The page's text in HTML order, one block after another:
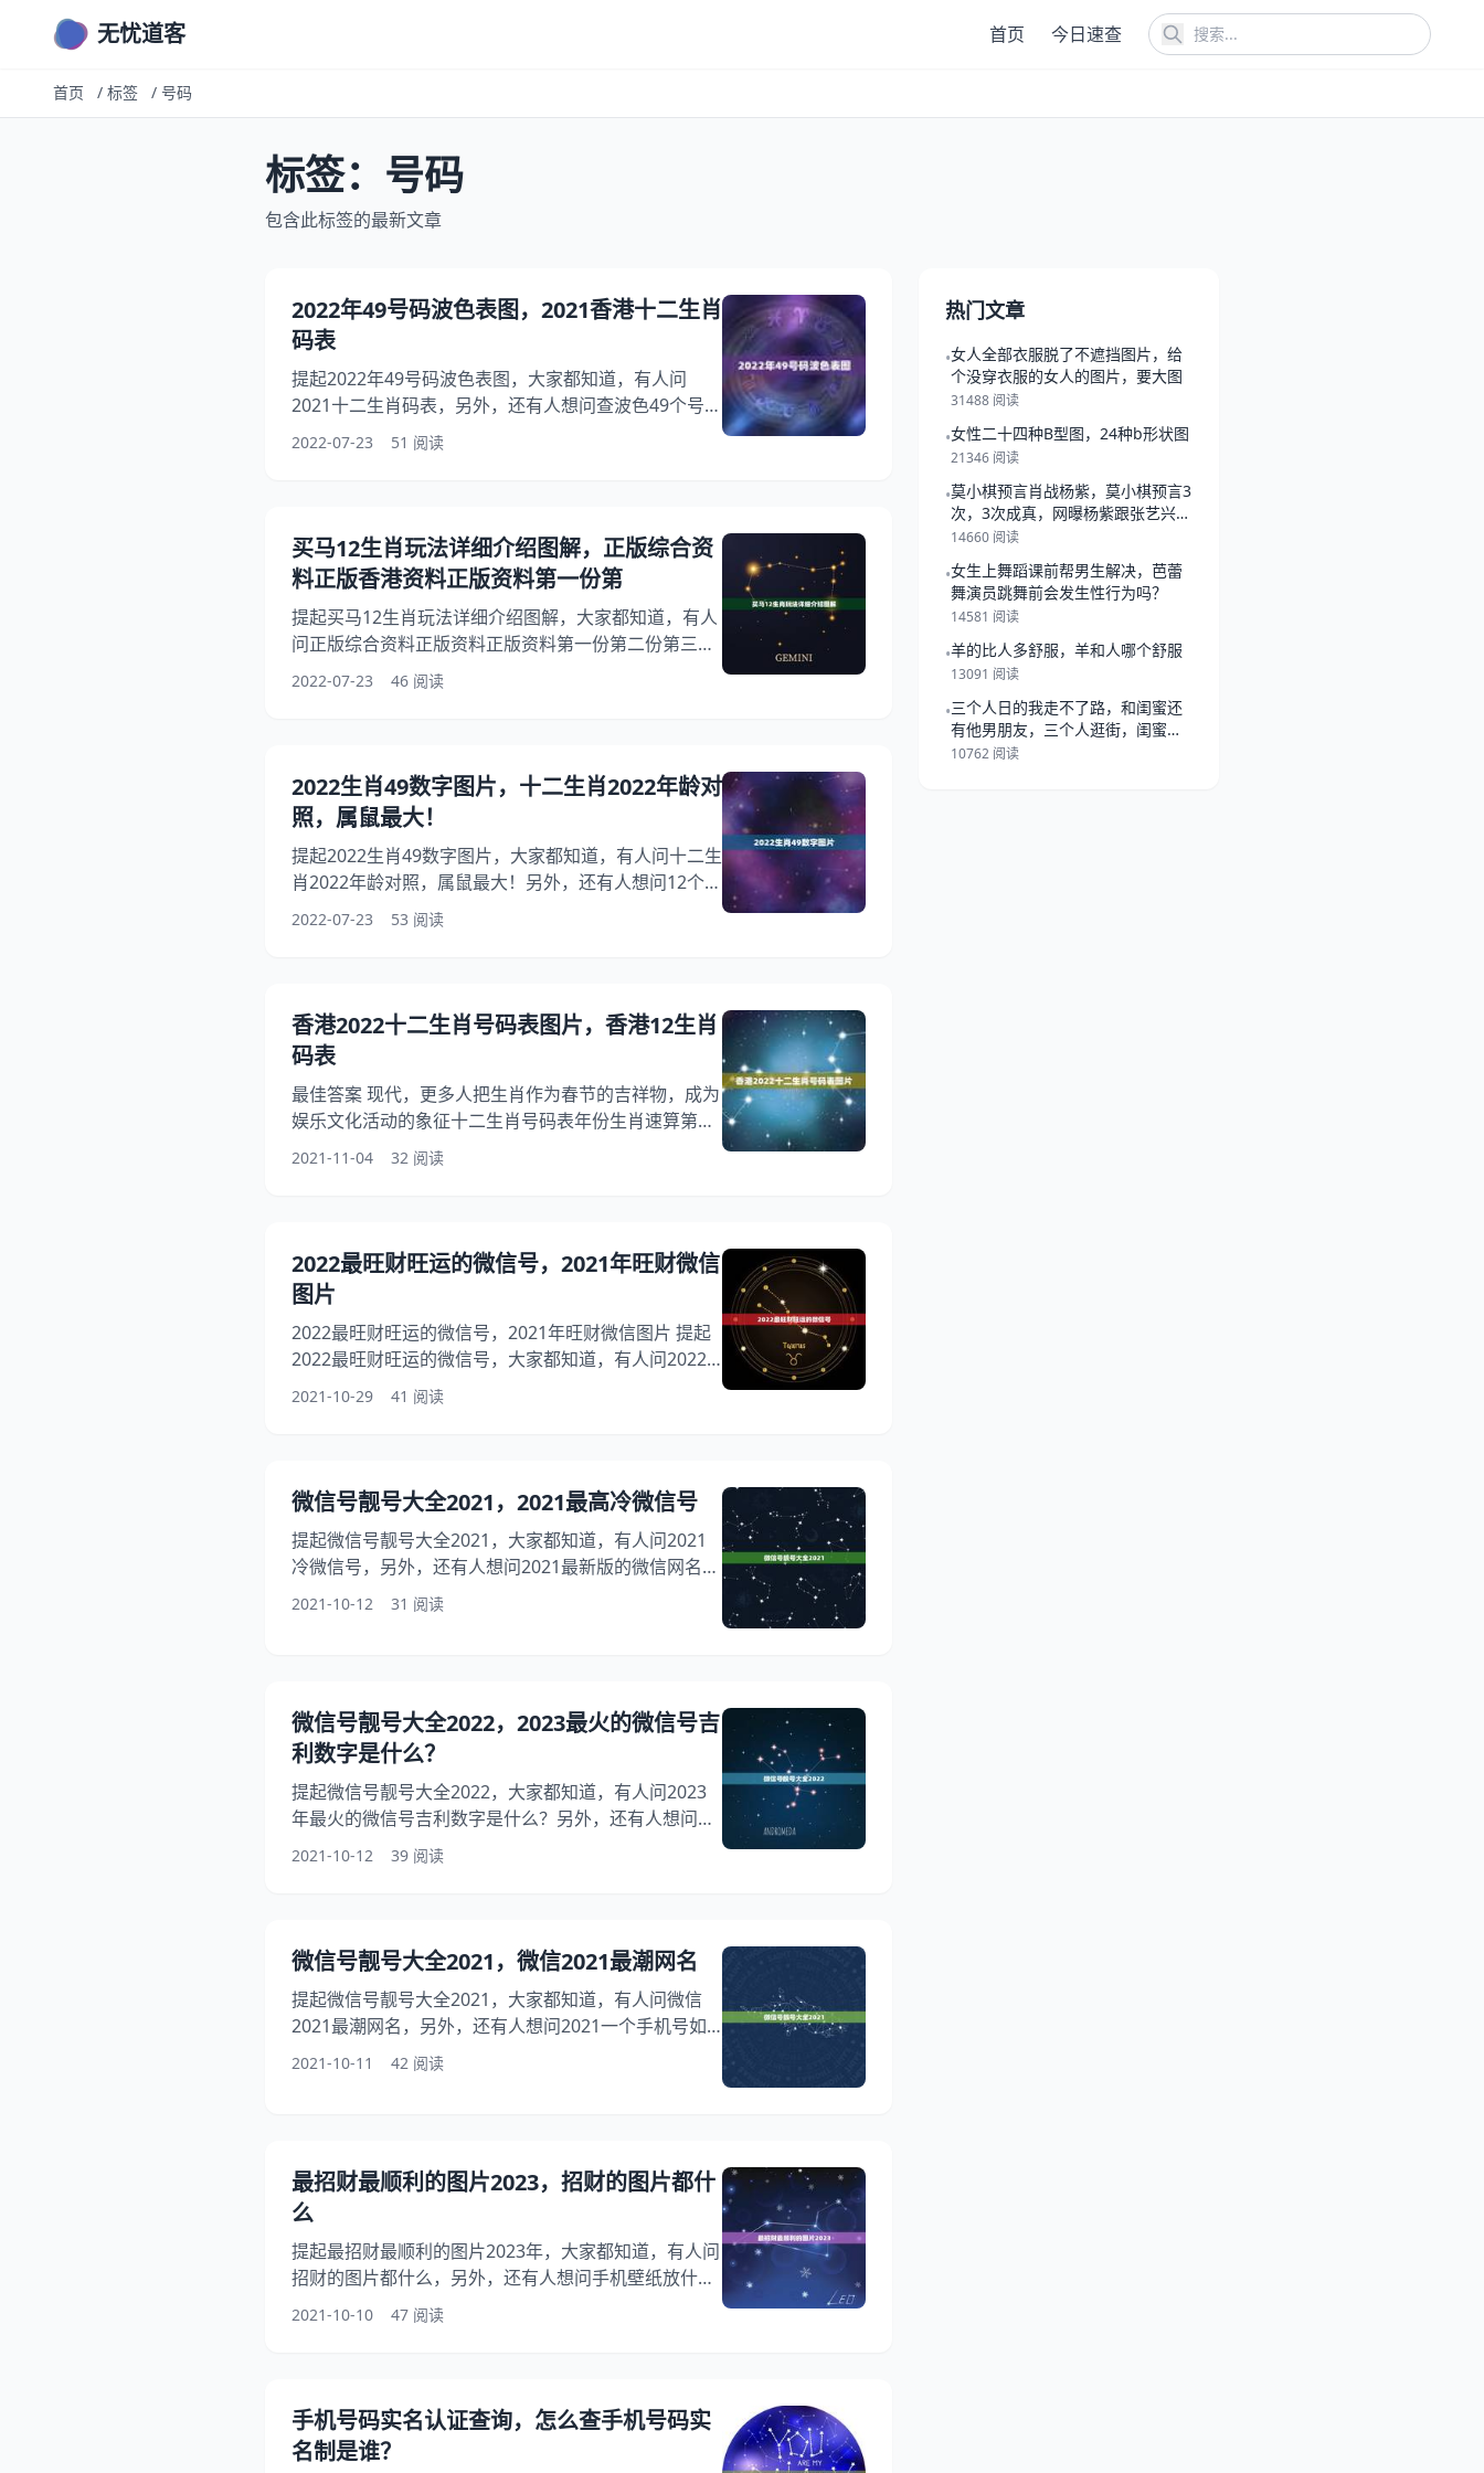
无忧道客 首页 今日速查
首页 / 标签 / 号码
标签：号码
包含此标签的最新文章
2022年49号码波色表图，2021香港十二生肖
码表
提起2022年49号码波色表图，大家都知道，有人问
2021十二生肖码表，另外，还有人想问查波色49个号分
别波色，你知道这是怎么回事？其实2022年金木水火土
数字表，下面就一起来看看十二生肖码表，希望能够帮
申猴、酉鸡、戌狗、亥猪十二生肖排表图。澳门49码十
二生肖。 十二生肖
2022-07-23 51 阅读
买马12生肖玩法详细介绍图解，正版综合资
料正版香港资料正版资料第一份第
提起买马12生肖玩法详细介绍图解，大家都知道，有人
问正版综合资料正版资料正版资料第一份第二份第三份
正版综合资料区正版资料五正宗综合资料？另外，还有
人想问双数跳一跳是什么数字，你知道这是怎么回事？
正版资料五正宗综合资料？希望能够帮助到大家！ 买马
12生肖玩法详细介绍图解 1
2022-07-23 46 阅读
2022生肖49数字图片，十二生肖2022年龄对
照，属鼠最大！
提起2022生肖49数字图片，大家都知道，有人问十二生
肖2022年龄对照，属鼠最大！另外，还有人想问12个生
肖有49个号码,各分别的号码是什么?你知道这是怎么回
事？其实12个生肖有49个号码,各分别的号码是什么?下
龄对照，属鼠！ 生肖年龄对照如下：十二生肖49码表图
片。 1、属鼠年龄对照表
2022-07-23 53 阅读
香港2022十二生肖号码表图片，香港12生肖
码表
最佳答案 现代，更多人把生肖作为春节的吉祥物，成为
娱乐文化活动的象征十二生肖号码表年份生肖速算第一
步把需要查询的年份除以12，取余果被查询的年份能更
多 2022 十二生肖号码表图片的问题。对于十二生肖想
生肖是什么，但是对于跟自己同一生肖的年龄却不是很
了解，因为随着年。 12生肖码表 2022
2021-11-04 32 阅读
2022最旺财旺运的微信号，2021年旺财微信
图片
2022最旺财旺运的微信号，2021年旺财微信图片 提起
2022最旺财旺运的微信号，大家都知道，有人问2022
最旺财旺运的微信号，另外，还有人想问2021旺财旺运
微信名字，你知道这是怎么回事？其实2021年财运最旺
答：微信名字的含义对大家在微信上的人际关系有所影
响
2021-10-29 41 阅读
微信号靓号大全2021，2021最高冷微信号
提起微信号靓号大全2021，大家都知道，有人问2021
冷微信号，另外，还有人想问2021最新版的微信网名，
你知道这是怎么回事？其实2023年最火的微信号吉利数
字是什么？下面就一起来看看冷微信号，希望能够帮助
称。 没有A的Again
2021-10-12 31 阅读
微信号靓号大全2022，2023最火的微信号吉
利数字是什么？
提起微信号靓号大全2022，大家都知道，有人问2023
年最火的微信号吉利数字是什么？另外，还有人想问微
信号25503361网上卖靓号的是不是？你知道这是怎么
回事？其实申请微信号靓号，下面就一起来看看最火的
字是什么？ 1、（数字0）、成功、财运亨通、幸意；连
续（如：…）越多越好
2021-10-12 39 阅读
微信号靓号大全2021，微信2021最潮网名
提起微信号靓号大全2021，大家都知道，有人问微信
2021最潮网名，另外，还有人想问2021一个手机号如
何注册2个微信如何同时使用，你知道这是怎么回事？
其实2023年最火的微信号吉利数字是什么？下面就一起
改个有意义的微信号ID。
2021-10-11 42 阅读
最招财最顺利的图片2023，招财的图片都什
么
提起最招财最顺利的图片2023年，大家都知道，有人问
招财的图片都什么，另外，还有人想问手机壁纸放什么
图片最招财，你知道这是怎么回事？其实2023年年属猴
的用什么图像招财转运？下面就一起来看看招财的图片
些财神的 、摇钱树的 、吉祥话的那些图片2023年吉祥
好运招财微信头像。 ，等，都可以
2021-10-10 47 阅读
手机号码实名认证查询，怎么查手机号码实
名制是谁？
热门文章
•女人全部衣服脱了不遮挡图片，给
个没穿衣服的女人的图片，要大图
31488 阅读
•女性二十四种B型图，24种b形状图
21346 阅读
•莫小棋预言肖战杨紫，莫小棋预言3
次，3次成真，网曝杨紫跟张艺兴在
一起，
14660 阅读
•女生上舞蹈课前帮男生解决，芭蕾
舞演员跳舞前会发生性行为吗？
14581 阅读
•羊的比人多舒服，羊和人哪个舒服
13091 阅读
•三个人日的我走不了路，和闺蜜还
有他男朋友，三个人逛街，闺蜜总
是跟她男朋
10762 阅读